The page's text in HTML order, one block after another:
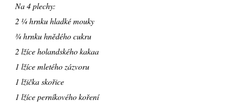
Na 4 plechy:
2 ¼ hrnku hladké mouky
¾ hrnku hnědého cukru
2 lžíce holandského kakaa
1 lžíce mletého zázvoru
1 lžička skořice
1 lžíce perníkového koření